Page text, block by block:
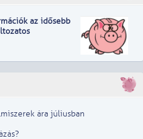
az idősebb
ára júliusban